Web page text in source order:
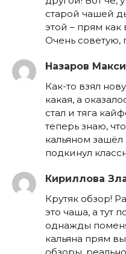
старой чашей
этой – прям
Очень советую,
Назаров
Как-то взял
какая, а
стал и тяга
теперь знаю,
кальяном зашёл
подкинул
Кириллова
Крутяк обзор!
это чаша, а тут
однажды
кальяна прям